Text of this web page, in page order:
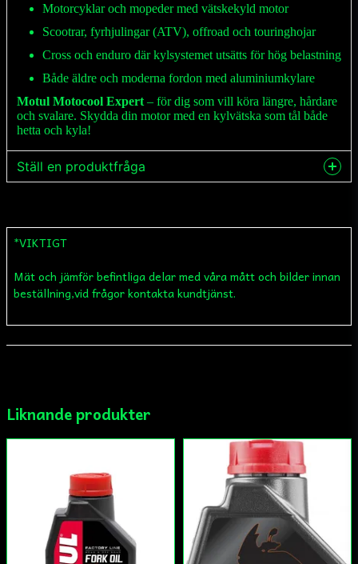
Motorcyklar och mopeder med vätskekyld motor
Scootrar, fyrhjulingar (ATV), offroad och touringhojar
Cross och enduro där kylsystemet utsätts för hög belastning
Både äldre och moderna fordon med aluminiumkylare
Motul Motocool Expert – för dig som vill köra längre, hårdare
och svalare. Skydda din motor med en kylvätska som tål både
hetta och kyla!
Ställ en produktfråga
name
Namn
email
Ja, ni får publicera min fråga
*VIKTIGT
Mät och jämför befintliga delar med våra mått och bilder innan
beställning,vid frågor kontakta kundtjänst.
Liknande produkter